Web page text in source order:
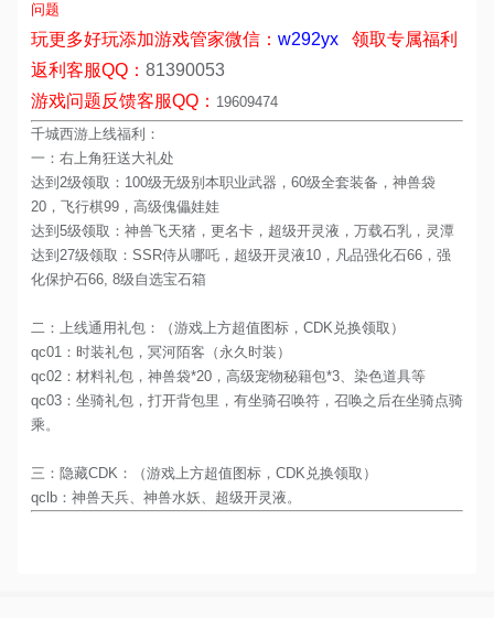
问题
玩更多好玩添加游戏管家微信： w292yx 领取专属福利
返利客服QQ： 81390053
游戏问题反馈客服QQ： 19609474
千城西游上线福利：
一：右上角狂送大礼处
达到2级领取：100级无级别本职业武器，60级全套装备，神兽袋
20，飞行棋99，高级傀儡娃娃
达到5级领取：神兽飞天猪，更名卡，超级开灵液，万载石乳，灵潭
达到27级领取：SSR侍从哪吒，超级开灵液10，凡品强化石66，强
化保护石66, 8级自选宝石箱
二：上线通用礼包：（游戏上方超值图标，CDK兑换领取）
qc01：时装礼包，冥河陌客（永久时装）
qc02：材料礼包，神兽袋*20，高级宠物秘籍包*3、染色道具等
qc03：坐骑礼包，打开背包里，有坐骑召唤符，召唤之后在坐骑点骑
乘。
三：隐藏CDK：（游戏上方超值图标，CDK兑换领取）
qclb：神兽天兵、神兽水妖、超级开灵液。